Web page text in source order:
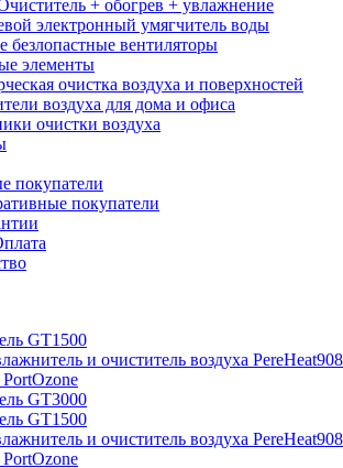
+ обогрев + увлажнение
электронный умягчитель воды
безлопастные вентиляторы
элементы
очистка воздуха и поверхностей
воздуха для дома и офиса
очистки воздуха
покупатели
покупатели